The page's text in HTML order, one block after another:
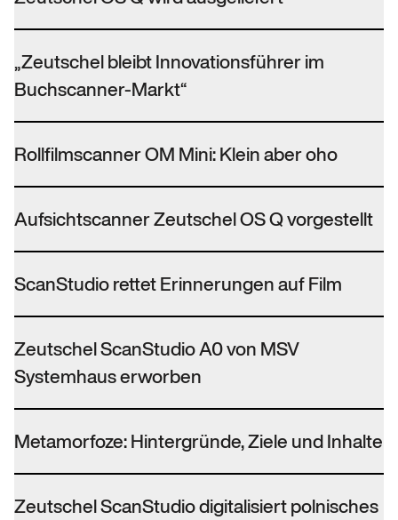
„Zeutschel bleibt Innovationsführer im
Buchscanner-Markt“
Rollfilmscanner OM Mini: Klein aber oho
Aufsichtscanner Zeutschel OS Q vorgestellt
ScanStudio rettet Erinnerungen auf Film
Zeutschel ScanStudio A0 von MSV
Systemhaus erworben
Metamorfoze: Hintergründe, Ziele und Inhalte
Zeutschel ScanStudio digitalisiert polnisches